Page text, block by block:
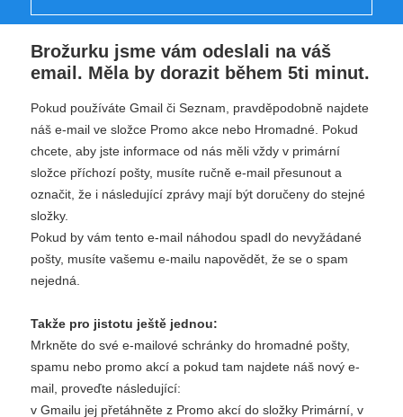
Brožurku jsme vám odeslali na váš
email. Měla by dorazit během 5ti minut.
Pokud používáte Gmail či Seznam, pravděpodobně najdete
náš e-mail ve složce Promo akce nebo Hromadné. Pokud
chcete, aby jste informace od nás měli vždy v primární
složce příchozí pošty, musíte ručně e-mail přesunout a
označit, že i následující zprávy mají být doručeny do stejné
složky.
Pokud by vám tento e-mail náhodou spadl do nevyžádané
pošty, musíte vašemu e-mailu napovědět, že se o spam
nejedná.
Takže pro jistotu ještě jednou:
Mrkněte do své e-mailové schránky do hromadné pošty,
spamu nebo promo akcí a pokud tam najdete náš nový e-
mail, proveďte následující:
v Gmailu jej přetáhněte z Promo akcí do složky Primární, v